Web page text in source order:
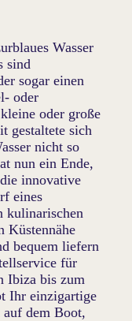
Wasser
sind
sogar einen
oder
oder große
gestaltete sich
nicht so
nun ein Ende,
innovative
eines
kulinarischen
Küstennähe
bequem liefern
für
Ibiza bis zum
Ihr einzigartige
auf dem Boot,